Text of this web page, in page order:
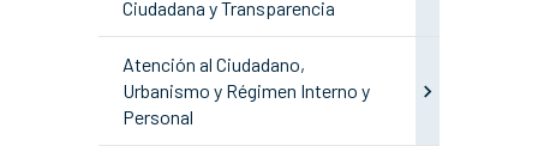
Ciudadana y Transparencia
Atención al Ciudadano,
Urbanismo y Régimen Interno y
Personal